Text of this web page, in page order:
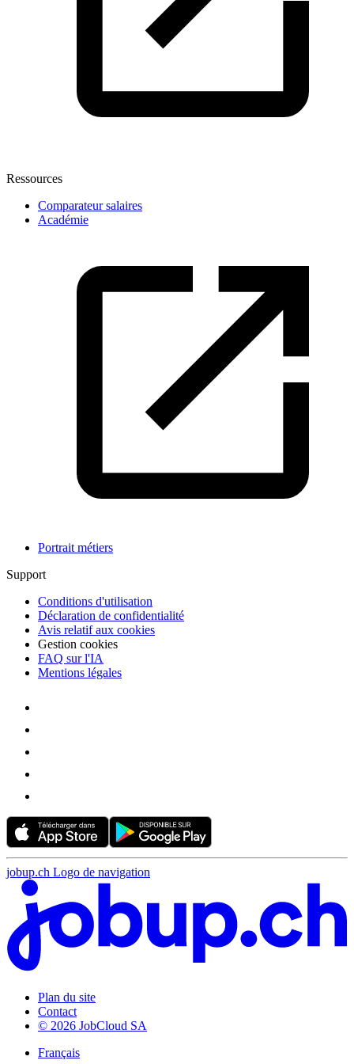
Ressources
Comparateur salaires
Académie
Portrait métiers
Support
Conditions d'utilisation
Déclaration de confidentialité
Avis relatif aux cookies
Gestion cookies
FAQ sur l'IA
Mentions légales
jobup.ch Logo de navigation
Plan du site
Contact
© 2026 JobCloud SA
Français